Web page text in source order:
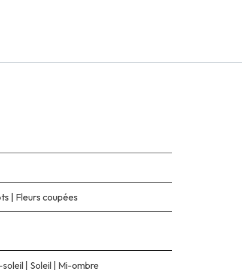
Fleurs coupées
soleil Soleil Mi-ombre